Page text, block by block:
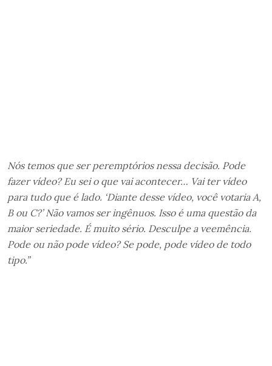
Nós temos que ser peremptórios nessa decisão. Pode
fazer vídeo? Eu sei o que vai acontecer… Vai ter vídeo
para tudo que é lado. ‘Diante desse vídeo, você votaria A,
B ou C?’ Não vamos ser ingênuos. Isso é uma questão da
maior seriedade. É muito sério. Desculpe a veemência.
Pode ou não pode vídeo? Se pode, pode vídeo de todo
tipo.”